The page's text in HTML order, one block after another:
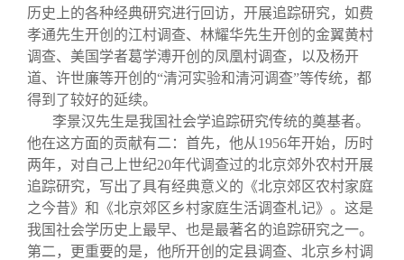
历史上的各种经典研究进行回访，开展追踪研究，如费
孝通先生开创的江村调查、林耀华先生开创的金翼黄村
调查、美国学者葛学溥开创的凤凰村调查，以及杨开
道、许世廉等开创的“清河实验和清河调查”等传统，都
得到了较好的延续。
李景汉先生是我国社会学追踪研究传统的奠基者。
他在这方面的贡献有二：首先，他从1956年开始，历时
两年，对自己上世纪20年代调查过的北京郊外农村开展
追踪研究，写出了具有经典意义的《北京郊区农村家庭
之今昔》和《北京郊区乡村家庭生活调查札记》。这是
我国社会学历史上最早、也是最著名的追踪研究之一。
第二，更重要的是，他所开创的定县调查、北京乡村调